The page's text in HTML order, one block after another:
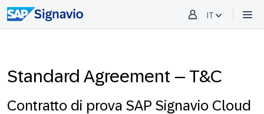
IT
Standard Agreement – T&C
Contratto di prova SAP Signavio Cloud